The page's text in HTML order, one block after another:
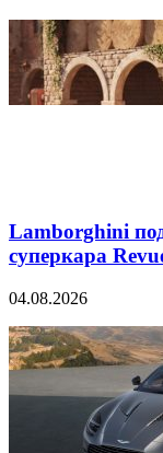
Lamborghini
суперкара
04.08.2026